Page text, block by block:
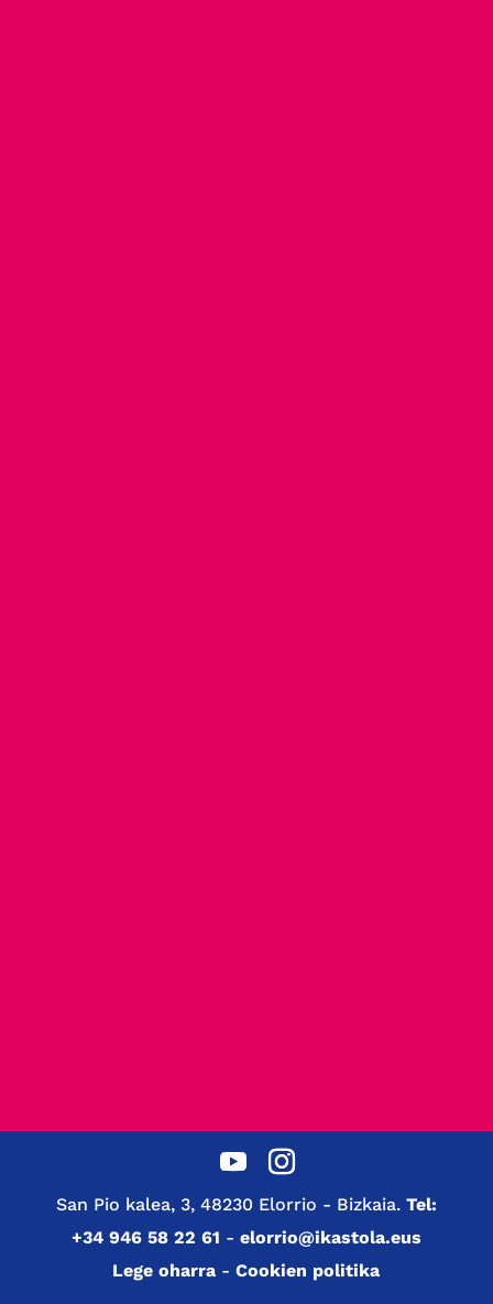
San Pio kalea, 3, 48230 Elorrio - Bizkaia. Tel:
+34 946 58 22 61 - elorrio@ikastola.eus
Lege oharra -Cookien politika